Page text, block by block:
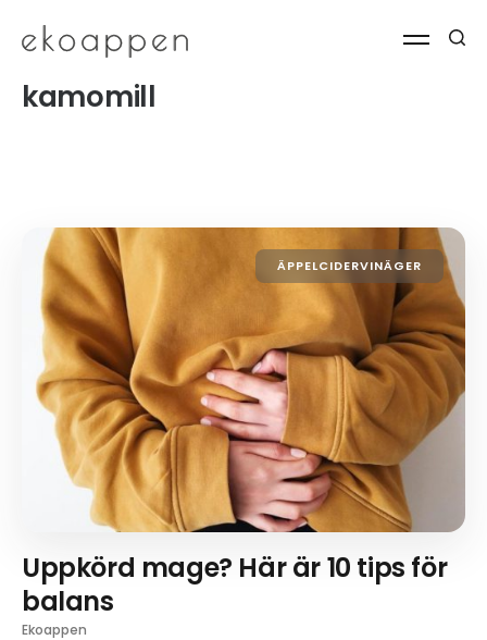
kamomill
ÄPPELCIDERVINÄGER
Uppkörd mage? Här är 10 tips för
balans
Ekoappen